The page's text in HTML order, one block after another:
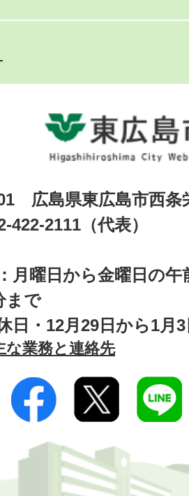
広島県東広島市西
422-2111（代表）
月曜日から金曜日の午
まで
日・12月29日から1月
な業務と連絡先